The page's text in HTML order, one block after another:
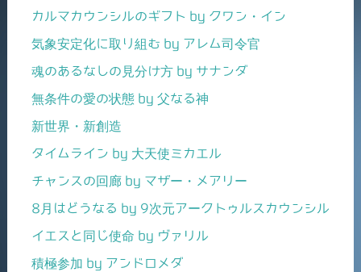
カルマカウンシルのギフト by クワン・イン
気象安定化に取り組む by アレム司令官
魂のあるなしの見分け方 by サナンダ
無条件の愛の状態 by 父なる神
新世界・新創造
タイムライン by 大天使ミカエル
チャンスの回廊 by マザー・メアリー
8月はどうなる by 9次元アークトゥルスカウンシル
イエスと同じ使命 by ヴァリル
積極参加 by アンドロメダ